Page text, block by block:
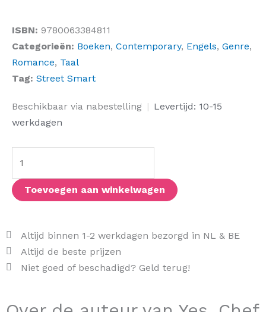
ISBN: 9780063384811
Categorieën: Boeken, Contemporary, Engels, Genre,
Romance, Taal
Tag: Street Smart
Beschikbaar via nabestelling | Levertijd: 10-15
werkdagen
Yes,
Chef
Toevoegen aan winkelwagen
Altijd binnen 1-2 werkdagen bezorgd in NL & BE
Altijd de beste prijzen
Niet goed of beschadigd? Geld terug!